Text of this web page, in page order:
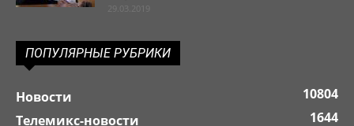
29.03.2019
ПОПУЛЯРНЫЕ РУБРИКИ
Новости
10804
Телемикс-новости
1644